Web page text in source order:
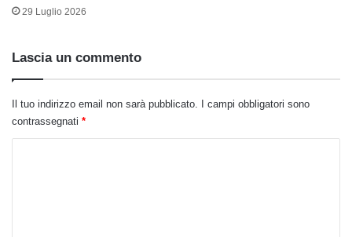
29 Luglio 2026
Lascia un commento
Il tuo indirizzo email non sarà pubblicato.
I campi obbligatori sono
contrassegnati *